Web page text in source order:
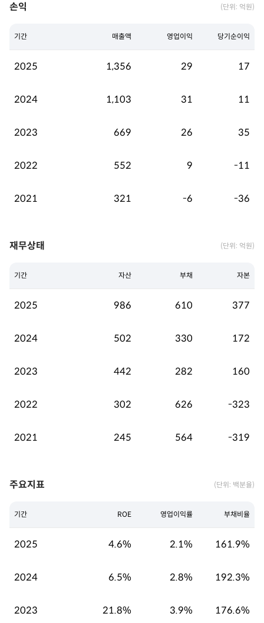
손익 (단위: 억원)
기간 매출액 영업이익 당기순이익
2025 1,356 29 17
2024 1,103 31 11
2023 669 26 35
2022 552 9 -11
2021 321 -6 -36
재무상태 (단위: 억원)
기간 자산 부채 자본
2025 986 610 377
2024 502 330 172
2023 442 282 160
2022 302 626 -323
2021 245 564 -319
주요지표 (단위: 백분율)
기간 ROE 영업이익률 부채비율
2025 4.6% 2.1% 161.9%
2024 6.5% 2.8% 192.3%
2023 21.8% 3.9% 176.6%